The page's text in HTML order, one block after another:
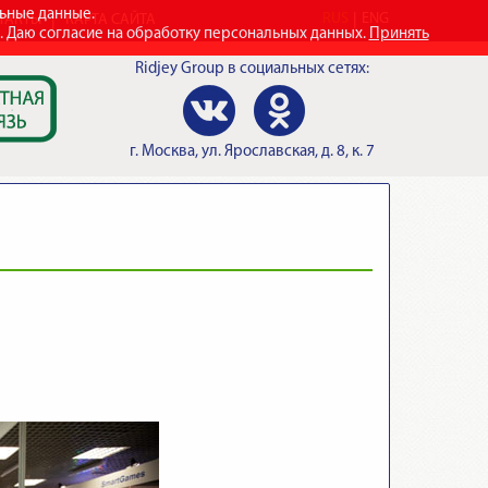
данные.
согласие на обработку персональных данных. Принять
КАРТА САЙТА
Ridjey Group в социальных сетях:
г. Москва, ул. Ярославская, д. 8, к. 7